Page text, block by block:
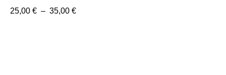
25,00 € – 35,00 €